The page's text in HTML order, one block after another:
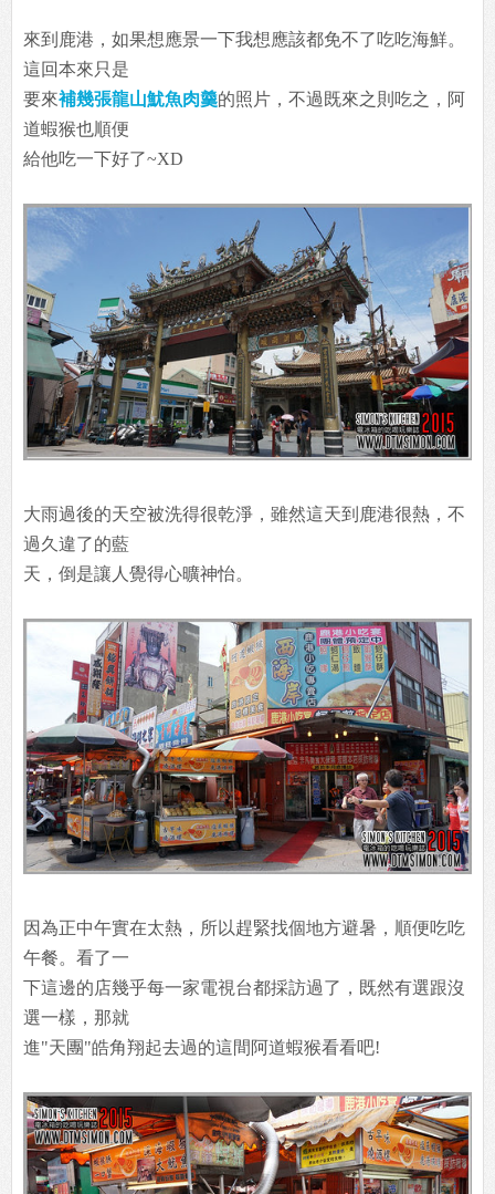
來到鹿港，如果想應景一下我想應該都免不了吃吃海鮮。
這回本來只是
要來補幾張龍山魷魚肉羹的照片，不過既來之則吃之，阿
道蝦猴也順便
給他吃一下好了~XD
大雨過後的天空被洗得很乾淨，雖然這天到鹿港很熱，不
過久違了的藍
天，倒是讓人覺得心曠神怡。
因為正中午實在太熱，所以趕緊找個地方避暑，順便吃吃
午餐。看了一
下這邊的店幾乎每一家電視台都採訪過了，既然有選跟沒
選一樣，那就
進"天團"皓角翔起去過的這間阿道蝦猴看看吧!